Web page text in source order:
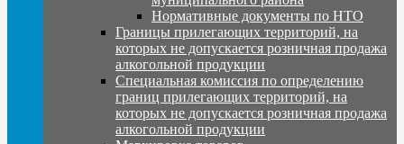
Нормативные документы по НТО
Границы прилегающих территорий, на
которых не допускается розничная продажа
алкогольной продукции
Специальная комиссия по определению
границ прилегающих территорий, на
которых не допускается розничная продажа
алкогольной продукции